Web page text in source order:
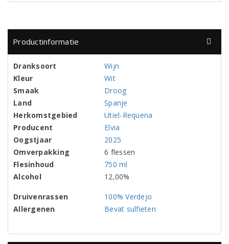
Productinformatie
Dranksoort
Wijn
Kleur
Wit
Smaak
Droog
Land
Spanje
Herkomstgebied
Utiel-Requena
Producent
Elvia
Oogstjaar
2025
Omverpakking
6 flessen
Flesinhoud
750 ml
Alcohol
12,00%
Druivenrassen
100% Verdejo
Allergenen
Bevat sulfieten